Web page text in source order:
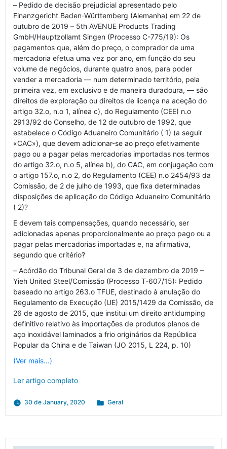
– Pedido de decisão prejudicial apresentado pelo
Finanzgericht Baden-Württemberg (Alemanha) em 22 de
outubro de 2019 – 5th AVENUE Products Trading
GmbH/Hauptzollamt Singen (Processo C-775/19): Os
pagamentos que, além do preço, o comprador de uma
mercadoria efetua uma vez por ano, em função do seu
volume de negócios, durante quatro anos, para poder
vender a mercadoria — num determinado território, pela
primeira vez, em exclusivo e de maneira duradoura, — são
direitos de exploração ou direitos de licença na aceção do
artigo 32.o, n.o 1, alínea c), do Regulamento (CEE) n.o
2913/92 do Conselho, de 12 de outubro de 1992, que
estabelece o Código Aduaneiro Comunitário ( 1) (a seguir
«CAC»), que devem adicionar-se ao preço efetivamente
pago ou a pagar pelas mercadorias importadas nos termos
do artigo 32.o, n.o 5, alínea b), do CAC, em conjugação com
o artigo 157.o, n.o 2, do Regulamento (CEE) n.o 2454/93 da
Comissão, de 2 de julho de 1993, que fixa determinadas
disposições de aplicação do Código Aduaneiro Comunitário
( 2)?
E devem tais compensações, quando necessário, ser
adicionadas apenas proporcionalmente ao preço pago ou a
pagar pelas mercadorias importadas e, na afirmativa,
segundo que critério?
– Acórdão do Tribunal Geral de 3 de dezembro de 2019 –
Yieh United Steel/Comissão (Processo T-607/15): Pedido
baseado no artigo 263.o TFUE, destinado à anulação do
Regulamento de Execução (UE) 2015/1429 da Comissão, de
26 de agosto de 2015, que institui um direito antidumping
definitivo relativo às importações de produtos planos de
aço inoxidável laminados a frio originários da República
Popular da China e de Taiwan (JO 2015, L 224, p. 10)
(Ver mais…)
Ler artigo completo
30 de January, 2020
Posted
Geral